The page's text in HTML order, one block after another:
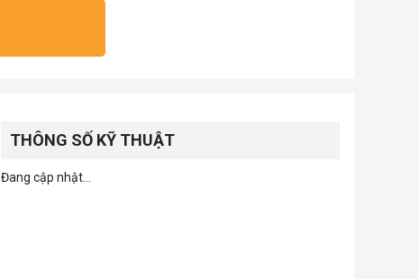
THÔNG SỐ KỸ THUẬT
Đang cập nhật...